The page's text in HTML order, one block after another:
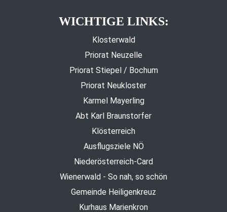
WICHTIGE LINKS:
Klosterwald
Priorat Neuzelle
Priorat Stiepel / Bochum
Priorat Neukloster
Karmel Mayerling
Abt Karl Braunstorfer
Klösterreich
Ausflugsziele NÖ
Niederösterreich-Card
Wienerwald - So nah, so schön
Gemeinde Heiligenkreuz
Kurhaus Marienkron